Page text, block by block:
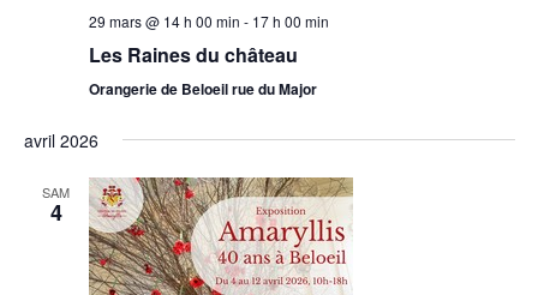
29 mars @ 14 h 00 min - 17 h 00 min
Les Raines du château
Orangerie de Beloeil rue du Major
avril 2026
SAM
4